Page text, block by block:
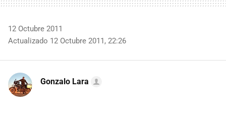
12 Octubre 2011
Actualizado 12 Octubre 2011, 22:26
Gonzalo Lara